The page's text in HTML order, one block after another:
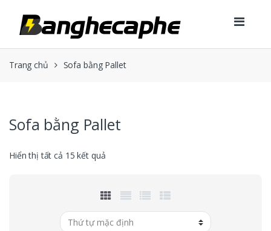
Trang chủ Sofa bằng Pallet
Sofa bằng Pallet
Hiển thị tất cả 15 kết quả